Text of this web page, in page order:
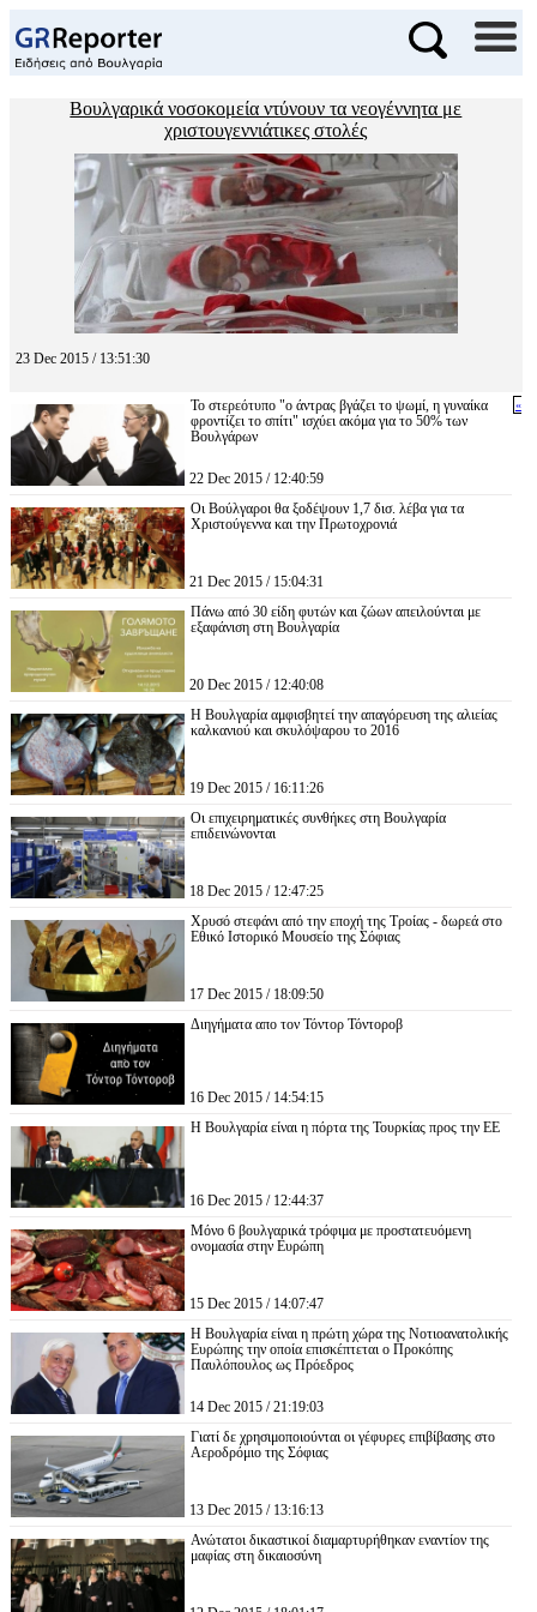
Βουλγαρικά νοσοκομεία ντύνουν τα νεογέννητα με
χριστουγεννιάτικες στολές
23 Dec 2015 / 13:51:30
Το στερεότυπο "ο άντρας βγάζει το ψωμί, η γυναίκα
φροντίζει το σπίτι" ισχύει ακόμα για το 50% των
Βουλγάρων
22 Dec 2015 / 12:40:59
Οι Βούλγαροι θα ξοδέψουν 1,7 δισ. λέβα για τα
Χριστούγεννα και την Πρωτοχρονιά
21 Dec 2015 / 15:04:31
Πάνω από 30 είδη φυτών και ζώων απειλούνται με
εξαφάνιση στη Βουλγαρία
20 Dec 2015 / 12:40:08
Η Βουλγαρία αμφισβητεί την απαγόρευση της αλιείας
καλκανιού και σκυλόψαρου το 2016
19 Dec 2015 / 16:11:26
Οι επιχειρηματικές συνθήκες στη Βουλγαρία
επιδεινώνονται
18 Dec 2015 / 12:47:25
Χρυσό στεφάνι από την εποχή της Τροίας - δωρεά στο
Εθικό Ιστορικό Μουσείο της Σόφιας
17 Dec 2015 / 18:09:50
Διηγήματα απο τον Τόντορ Τόντοροβ
16 Dec 2015 / 14:54:15
Η Βουλγαρία είναι η πόρτα της Τουρκίας προς την ΕΕ
16 Dec 2015 / 12:44:37
Μόνο 6 βουλγαρικά τρόφιμα με προστατευόμενη
ονομασία στην Ευρώπη
15 Dec 2015 / 14:07:47
Η Βουλγαρία είναι η πρώτη χώρα της Νοτιοανατολικής
Ευρώπης την οποία επισκέπτεται ο Προκόπης
Παυλόπουλος ως Πρόεδρος
14 Dec 2015 / 21:19:03
Γιατί δε χρησιμοποιούνται οι γέφυρες επιβίβασης στο
Αεροδρόμιο της Σόφιας
13 Dec 2015 / 13:16:13
Ανώτατοι δικαστικοί διαμαρτυρήθηκαν εναντίον της
μαφίας στη δικαιοσύνη
«